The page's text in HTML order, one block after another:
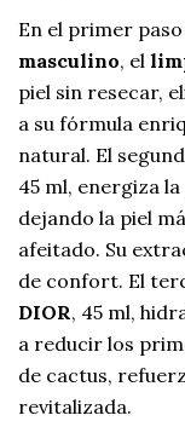
En el primer
masculino, el
piel sin resecar,
a su fórmula
natural. El
45 ml, energiza
dejando la piel
afeitado. Su
de confort. El
DIOR, 45 ml,
a reducir los
de cactus,
revitalizada.